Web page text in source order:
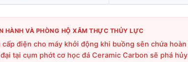
HÀNH VÀ PHÒNG HỘ XÂM THỰC THỦY LỰC
điện cho máy khởi động khi buồng sên chứa
tại cụm phớt cơ học đá Ceramic Carbon sẽ phá